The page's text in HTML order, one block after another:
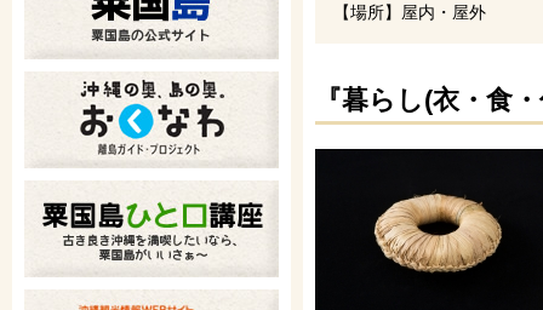
【場所】屋内・屋外
『暮らし(衣・食